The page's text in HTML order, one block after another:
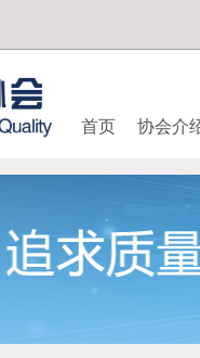
首页 协会介